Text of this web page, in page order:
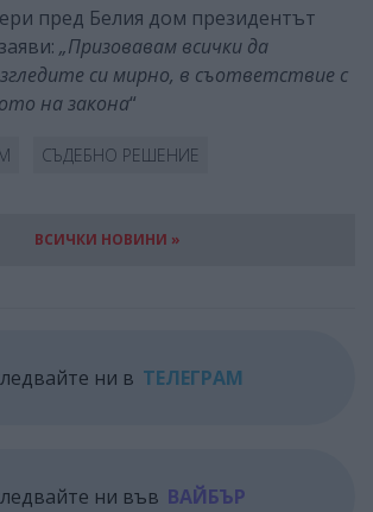
пред Белия дом президентът
„Призовавам всички да
си мирно, в съответствие с
на закона“
СЪДЕБНО РЕШЕНИЕ
ВСИЧКИ НОВИНИ »
ни в ТЕЛЕГРАМ
ни във ВАЙБЪР